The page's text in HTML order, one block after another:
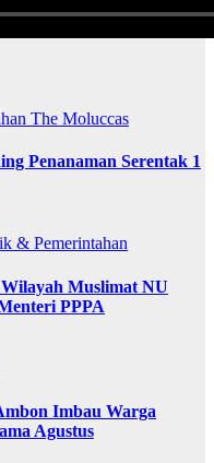
The Moluccas
Penanaman Serentak 1
& Pemerintahan
Muslimat NU
PPPA
Imbau Warga
Agustus